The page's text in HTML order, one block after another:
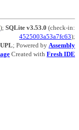
); SQLite v3.53.0 (check-in:
4525003a53a7fc63);
; Powered by Assembly
Created with Fresh IDE